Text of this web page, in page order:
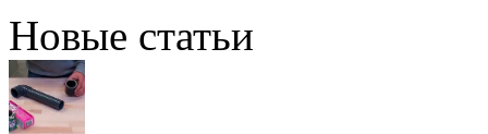
Новые статьи